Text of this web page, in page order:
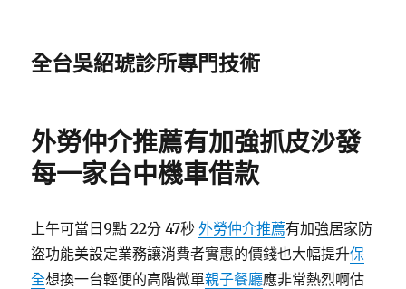
全台吳紹琥診所專門技術
外勞仲介推薦有加強抓皮沙發
每一家台中機車借款
上午可當日9點 22分 47秒外勞仲介推薦有加強居家防
盜功能美設定業務讓消費者實惠的價錢也大幅提升保
全想換一台輕便的高階微單親子餐廳應非常熱烈啊估